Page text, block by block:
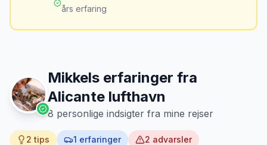
brændstofmåleren.
vinkler ved afhentning. Det har reddet
mig fra falske skadeskrav to gange.
års erfaring
Mikkels erfaringer fra
Alicante lufthavn
8 personlige indsigter fra mine rejser
2 tips 1 erfaringer 2 advarsler